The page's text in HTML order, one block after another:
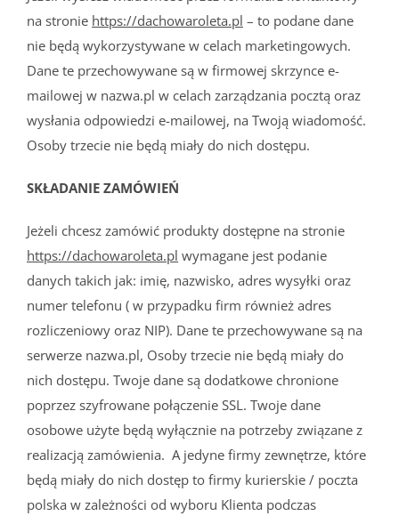
na stronie https://dachowaroleta.pl – to podane dane
nie będą wykorzystywane w celach marketingowych.
Dane te przechowywane są w firmowej skrzynce e-
mailowej w nazwa.pl w celach zarządzania pocztą oraz
wysłania odpowiedzi e-mailowej, na Twoją wiadomość.
Osoby trzecie nie będą miały do nich dostępu.
SKŁADANIE ZAMÓWIEŃ
Jeżeli chcesz zamówić produkty dostępne na stronie
https://dachowaroleta.pl wymagane jest podanie
danych takich jak: imię, nazwisko, adres wysyłki oraz
numer telefonu ( w przypadku firm również adres
rozliczeniowy oraz NIP). Dane te przechowywane są na
serwerze nazwa.pl, Osoby trzecie nie będą miały do
nich dostępu. Twoje dane są dodatkowe chronione
poprzez szyfrowane połączenie SSL. Twoje dane
osobowe użyte będą wyłącznie na potrzeby związane z
realizacją zamówienia. A jedyne firmy zewnętrze, które
będą miały do nich dostęp to firmy kurierskie / poczta
polska w zależności od wyboru Klienta podczas